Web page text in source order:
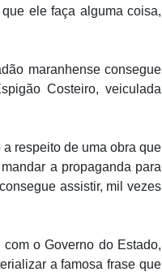
ele faça alguma coisa,
maranhense consegue
Costeiro, veiculada
respeito de uma obra que
a propaganda para
assistir, mil vezes
o Governo do Estado,
a famosa frase que